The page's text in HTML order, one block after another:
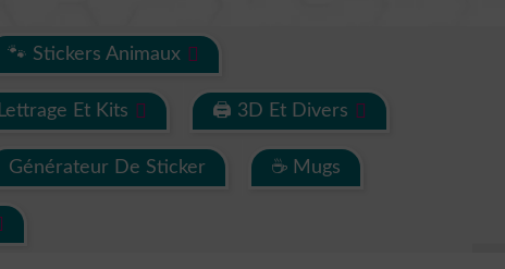
🐾 Stickers Animaux
Lettrage Et Kits 🖨 3D Et Divers
Générateur De Sticker ☕ Mugs